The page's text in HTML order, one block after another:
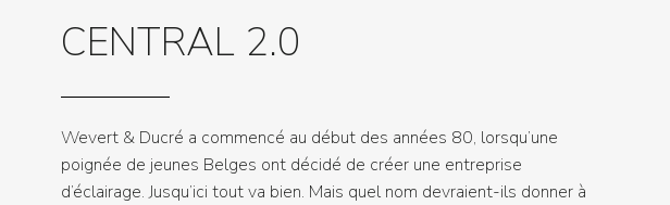
CENTRAL 2.0
Wevert & Ducré a commencé au début des années 80, lorsqu’une
poignée de jeunes Belges ont décidé de créer une entreprise
d’éclairage. Jusqu’ici tout va bien. Mais quel nom devraient-ils donner à